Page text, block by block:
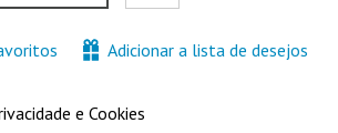
Adicionar a lista de desejos
e Cookies